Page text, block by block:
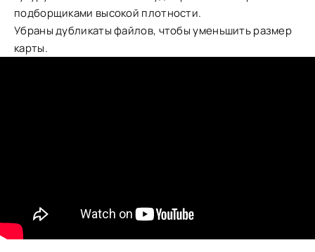
подборщиками высокой плотности.
Убраны дубликаты файлов, чтобы уменьшить размер
карты.